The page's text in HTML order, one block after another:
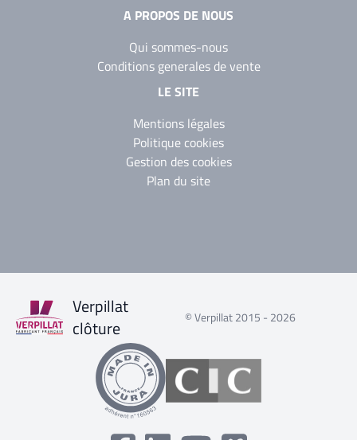
A PROPOS DE NOUS
Qui sommes-nous
Conditions generales de vente
LE SITE
Mentions légales
Politique cookies
Gestion des cookies
Plan du site
Verpillat
clôture
© Verpillat 2015 - 2026